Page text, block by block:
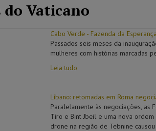
Vaticano
Cabo Verde - Fazenda da
Passados seis meses da
mulheres com histórias marcadas
Leia tudo
Líbano: retomadas em Roma
Paralelamente às negociações, as
Tiro e Bint Jbeil e uma nova
drone na região de Tebnine